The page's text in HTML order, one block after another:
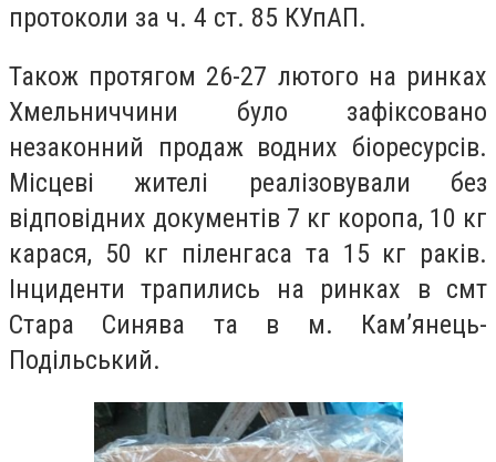
протоколи за ч. 4 ст. 85 КУпАП.
Також протягом 26-27 лютого на ринках
Хмельниччини було зафіксовано
незаконний продаж водних біоресурсів.
Місцеві жителі реалізовували без
відповідних документів 7 кг коропа, 10 кг
карася, 50 кг піленгаса та 15 кг раків.
Інциденти трапились на ринках в смт
Стара Синява та в м. Кам’янець-
Подільський.